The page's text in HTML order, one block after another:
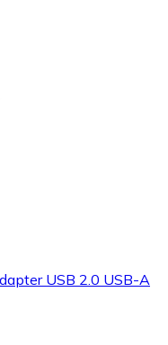
USB 2.0 USB-A